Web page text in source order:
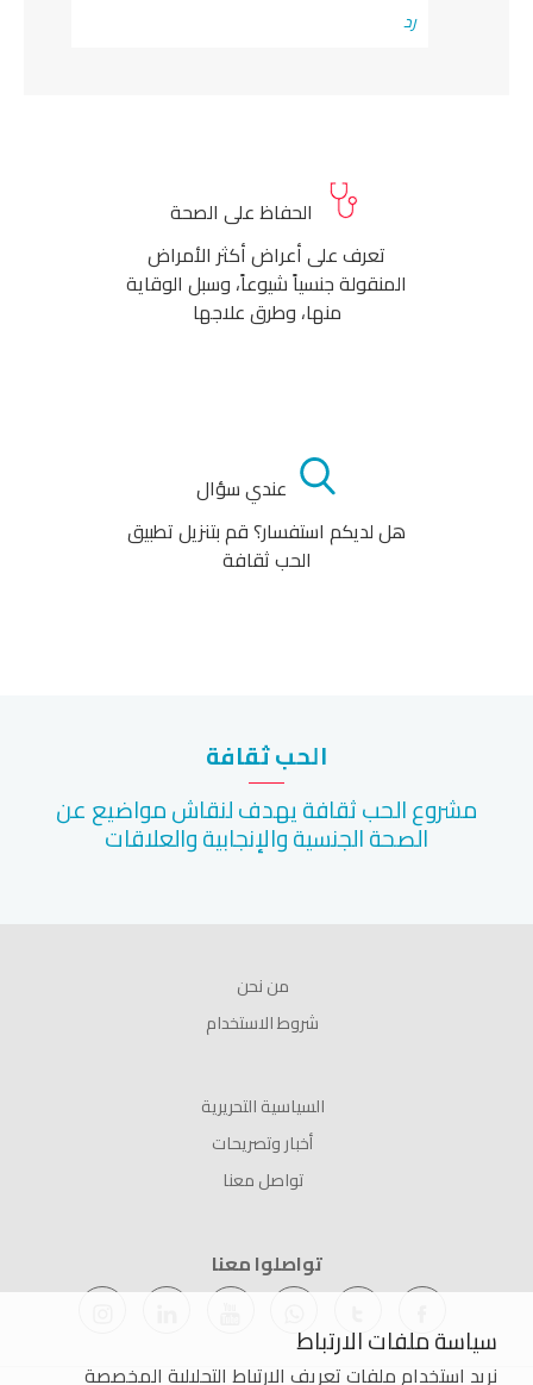
سياسة ملفات الارتباط
نريد استخدام ملفات تعريف الارتباط التحليلية المخصصة
رد
الحفاظ على الصحة
تعرف على أعراض أكثر الأمراض
المنقولة جنسياً شيوعاً، وسبل الوقاية
منها، وطرق علاجها
عندي سؤال
هل لديكم استفسار؟ قم بتنزيل تطبيق
الحب ثقافة
الحب ثقافة
مشروع الحب ثقافة يهدف لنقاش مواضيع عن
الصحة الجنسية والإنجابية والعلاقات
من نحن
شروط الاستخدام
السياسية التحريرية
أخبار وتصريحات
تواصل معنا
تواصلوا معنا